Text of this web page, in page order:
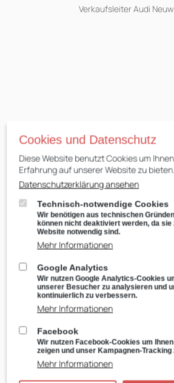
Verkaufsleiter Audi
christian.reichardt@ahg-
Christian
Verkäufer Audi
Cookies und Datenschutz
Diese Website benutzt Cookies um
Erfahrung auf unserer Website zu bieten.
Datenschutzerklärung ansehen
Technisch-notwendige Cookies
Wir benötigen aus technischen
können nicht deaktiviert werden, da
Website notwendig sind.
Mehr Informationen
Google Analytics
Wir nutzen Google Analytics-Cookies
unserer Besucher zu analysieren und
kontinuierlich zu verbessern.
Mehr Informationen
Facebook
Wir nutzen Facebook-Cookies um
zeigen und unser Kampagnen-Tracking
Mehr Informationen